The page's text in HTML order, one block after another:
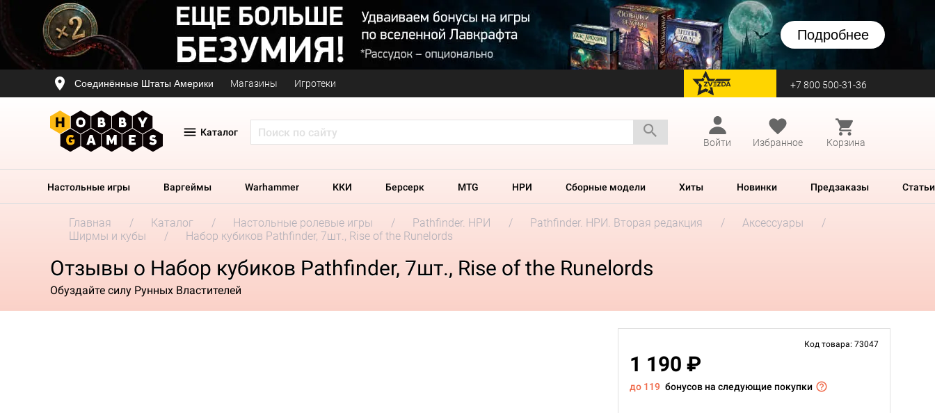
Подробнее
Соединённые Штаты Америки Магазины Игротеки перейти на Zvezda +7 800 500-31-36
Каталог
Войти
Избранное Корзина
Настольные игры Варгеймы Warhammer ККИ Берсерк MTG НРИ Сборные модели Хиты Новинки Предзаказы Статьи
Главная Каталог Настольные ролевые игры Pathfinder. НРИ Pathfinder. НРИ. Вторая редакция
Аксессуары
Ширмы и кубы
Набор кубиков Pathfinder, 7шт., Rise of the Runelords
Отзывы о Набор кубиков Pathfinder, 7шт., Rise of the Runelords
Обуздайте силу Рунных Властителей
Код товара: 73047
1 190 ₽
до 119 бонусов на следующие покупки